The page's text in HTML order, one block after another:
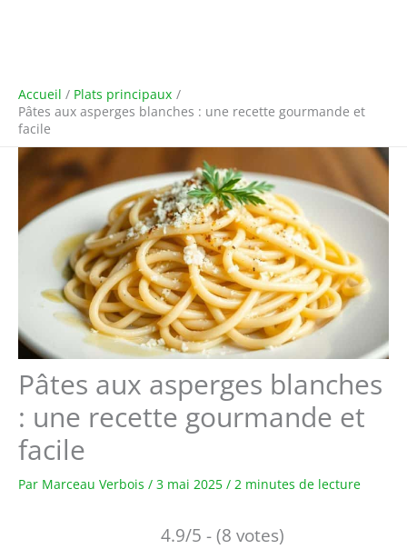
Accueil
Plats principaux
Pâtes aux asperges blanches : une recette gourmande et
facile
Pâtes aux asperges blanches
: une recette gourmande et
facile
Par Marceau Verbois / 3 mai 2025 / 2 minutes de lecture
4.9/5 - (8 votes)